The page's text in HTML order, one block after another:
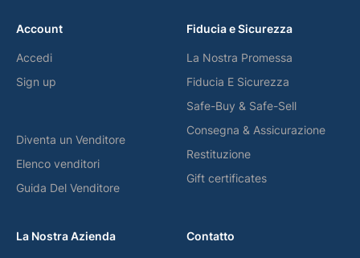
Account
Accedi
Sign up
Diventa un Venditore
Elenco venditori
Guida Del Venditore
Fiducia e Sicurezza
La Nostra Promessa
Fiducia E Sicurezza
Safe-Buy & Safe-Sell
Consegna & Assicurazione
Restituzione
Gift certificates
La Nostra Azienda Contatto